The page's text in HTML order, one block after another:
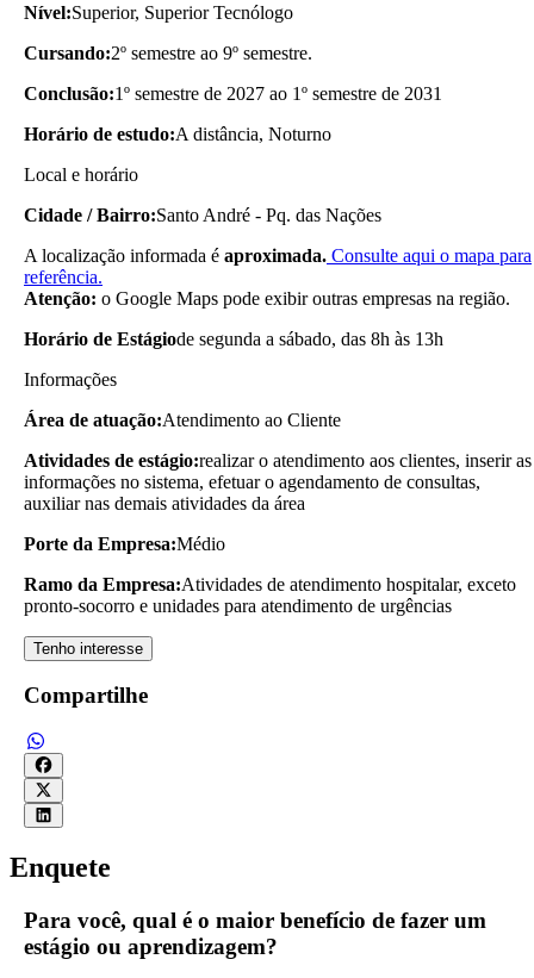
Nível:Superior, Superior Tecnólogo
Cursando:2º semestre ao 9º semestre.
Conclusão:1º semestre de 2027 ao 1º semestre de 2031
Horário de estudo:A distância, Noturno
Local e horário
Cidade / Bairro:Santo André - Pq. das Nações
A localização informada é aproximada. Consulte aqui o mapa para
referência.
Atenção: o Google Maps pode exibir outras empresas na região.
Horário de Estágiode segunda a sábado, das 8h às 13h
Informações
Área de atuação:Atendimento ao Cliente
Atividades de estágio:realizar o atendimento aos clientes, inserir as
informações no sistema, efetuar o agendamento de consultas,
auxiliar nas demais atividades da área
Porte da Empresa:Médio
Ramo da Empresa:Atividades de atendimento hospitalar, exceto
pronto-socorro e unidades para atendimento de urgências
Tenho interesse
Compartilhe
Enquete
Para você, qual é o maior benefício de fazer um
estágio ou aprendizagem?